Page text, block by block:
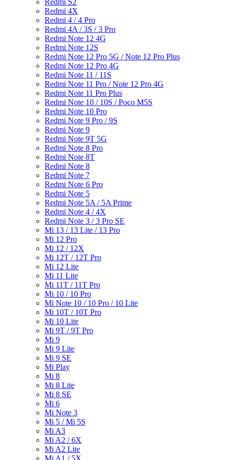
Redmi S2
Redmi 4X
Redmi 4 / 4 Pro
Redmi 4A / 3S / 3 Pro
Redmi Note 12 4G
Redmi Note 12S
Redmi Note 12 Pro 5G / Note 12 Pro Plus
Redmi Note 12 Pro 4G
Redmi Note 11 / 11S
Redmi Note 11 Pro / Note 12 Pro 4G
Redmi Note 11 Pro Plus
Redmi Note 10 / 10S / Poco M5S
Redmi Note 10 Pro
Redmi Note 9 Pro / 9S
Redmi Note 9
Redmi Note 9T 5G
Redmi Note 8 Pro
Redmi Note 8T
Redmi Note 8
Redmi Note 7
Redmi Note 6 Pro
Redmi Note 5
Redmi Note 5A / 5A Prime
Redmi Note 4 / 4X
Redmi Note 3 / 3 Pro SE
Mi 13 / 13 Lite / 13 Pro
Mi 12 Pro
Mi 12 / 12X
Mi 12T / 12T Pro
Mi 12 Lite
Mi 11 Lite
Mi 11T / 11T Pro
Mi 10 / 10 Pro
Mi Note 10 / 10 Pro / 10 Lite
Mi 10T / 10T Pro
Mi 10 Lite
Mi 9T / 9T Pro
Mi 9
Mi 9 Lite
Mi 9 SE
Mi Play
Mi 8
Mi 8 Lite
Mi 8 SE
Mi 6
Mi Note 3
Mi 5 / Mi 5S
Mi A3
Mi A2 / 6X
Mi A2 Lite